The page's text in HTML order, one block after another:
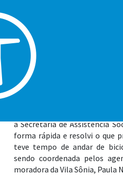
A 3ª edição do Ação
Desenvolvido pela Prefeitura
Subsecretaria de Ações de
na Escola Municipal Maria
sábado (18), realizou cerca
moradores desta região da
serviços gratuitos de
“Eu estava precisando
a Secretaria de Assistência
forma rápida e resolvi o que
teve tempo de andar de
sendo coordenada pelos